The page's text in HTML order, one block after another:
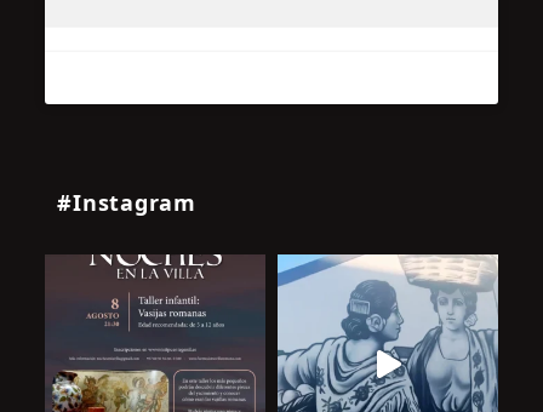
#Instagram